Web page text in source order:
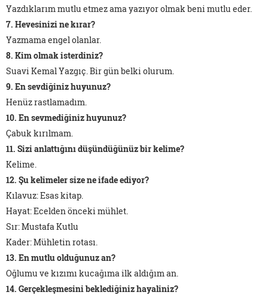
Yazdıklarım mutlu etmez ama yazıyor olmak beni mutlu eder.
7. Hevesinizi ne kırar?
Yazmama engel olanlar.
8. Kim olmak isterdiniz?
Suavi Kemal Yazgıç. Bir gün belki olurum.
9. En sevdiğiniz huyunuz?
Henüz rastlamadım.
10. En sevmediğiniz huyunuz?
Çabuk kırılmam.
11. Sizi anlattığını düşündüğünüz bir kelime?
Kelime.
12. Şu kelimeler size ne ifade ediyor?
Kılavuz: Esas kitap.
Hayat: Ecelden önceki mühlet.
Sır: Mustafa Kutlu
Kader: Mühletin rotası.
13. En mutlu olduğunuz an?
Oğlumu ve kızımı kucağıma ilk aldığım an.
14. Gerçekleşmesini beklediğiniz hayaliniz?